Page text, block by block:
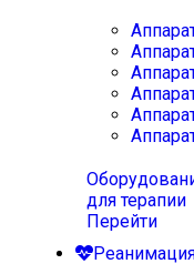
для терапии
Перейти